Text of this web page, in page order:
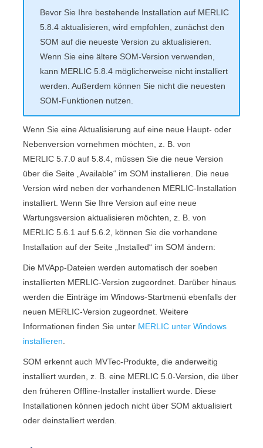
Bevor Sie Ihre bestehende Installation auf MERLIC
5.8.4 aktualisieren, wird empfohlen, zunächst den
SOM auf die neueste Version zu aktualisieren.
Wenn Sie eine ältere SOM-Version verwenden,
kann MERLIC 5.8.4 möglicherweise nicht installiert
werden. Außerdem können Sie nicht die neuesten
SOM-Funktionen nutzen.
Wenn Sie eine Aktualisierung auf eine neue Haupt- oder
Nebenversion vornehmen möchten, z. B. von
MERLIC 5.7.0 auf5.8.4, müssen Sie die neue Version
über die Seite „Available“ im SOM installieren. Die neue
Version wird neben der vorhandenen MERLIC-Installation
installiert. Wenn Sie Ihre Version auf eine neue
Wartungsversion aktualisieren möchten, z. B. von
MERLIC 5.6.1 auf 5.6.2, können Sie die vorhandene
Installation auf der Seite „Installed“ im SOM ändern:
Die MVApp-Dateien werden automatisch der soeben
installierten MERLIC-Version zugeordnet. Darüber hinaus
werden die Einträge im Windows-Startmenü ebenfalls der
neuen MERLIC-Version zugeordnet. Weitere
Informationen finden Sie unter MERLIC unter Windows
installieren.
SOM erkennt auch MVTec-Produkte, die anderweitig
installiert wurden, z. B. eine MERLIC 5.0-Version, die über
den früheren Offline-Installer installiert wurde. Diese
Installationen können jedoch nicht über SOM aktualisiert
oder deinstalliert werden.